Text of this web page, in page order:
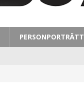
PERSONPORTRÄTT